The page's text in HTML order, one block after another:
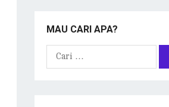
MAU CARI APA?
Cari